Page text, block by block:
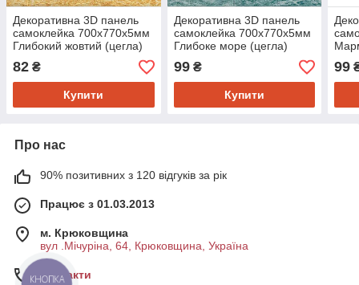
Декоративна 3D панель
самоклейка 700х770х5мм
Глибокий жовтий (цегла)
(068) SW-00000168
82 ₴
Купити
Декоративна 3D панель
самоклейка 700х770х5мм
Глибоке море (цегла)
(067) SW-00000170
99₴
Купити
99
Про нас
90% позитивних з 120 відгуків за рік
Працює з 01.03.2013
м. Крюковщина
вул .Мічуріна, 64, Крюковщина, Україна
Контакти
КНОПКА